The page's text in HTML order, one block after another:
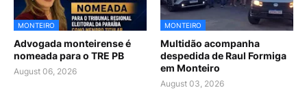
MONTEIRO
Advogada monteirense é
nomeada para o TRE PB
August 06, 2026
MONTEIRO
Multidão acompanha
despedida de Raul Formiga
em Monteiro
August 03, 2026